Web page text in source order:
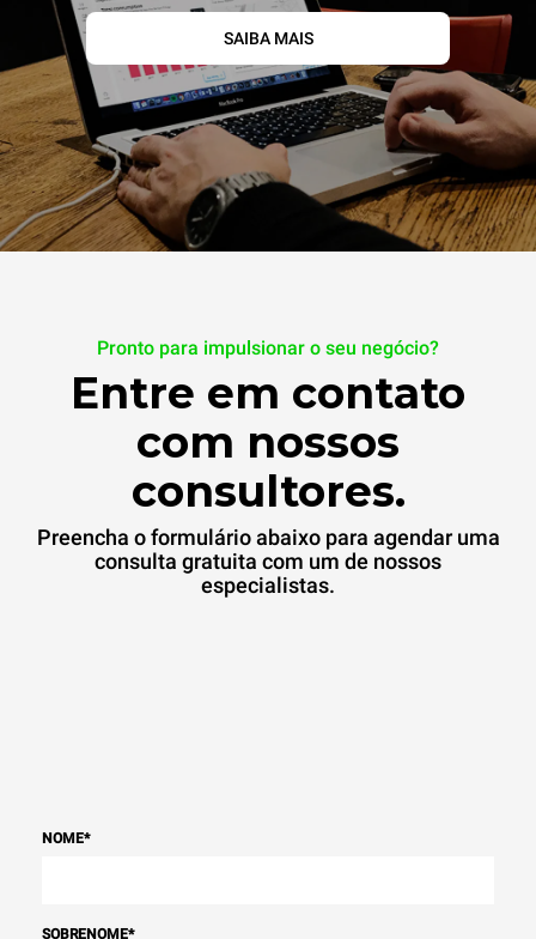
SAIBA MAIS
Pronto para impulsionar o seu negócio?
Entre em contato
com nossos
consultores.
Preencha o formulário abaixo para agendar uma
consulta gratuita com um de nossos
especialistas.
NOME*
SOBRENOME*